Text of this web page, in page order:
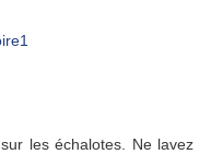
les échalotes. Ne lavez